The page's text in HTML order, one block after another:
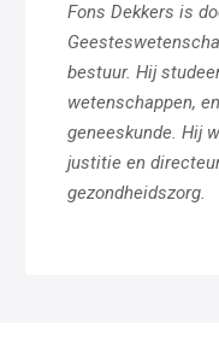
Fons Dekkers is
bestuur. Hij
wetenschappen,
geneeskunde. Hij
justitie en
gezondheidszorg.